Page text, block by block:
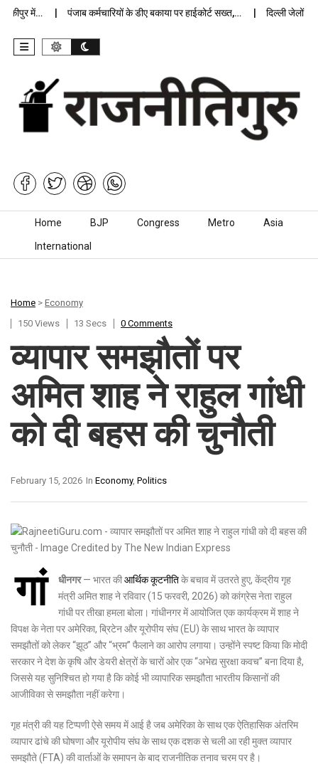
में… पंजाब कर्मचारियों के डीए बकाया पर हाईकोर्ट सख्त,… दिल्ली जेलों में
Skip to content
Home BJP Congress Metro Asia
International
Home > Economy
150 Views
13 Secs 0 Comments
व्यापार समझौतों पर
अमित शाह ने राहुल गांधी
को दी बहस की चुनौती
In Economy, Politics
February 15, 2026
गां धीनगर— भारत कीआर्थिक कूटनीतिके बचाव में उतरते हुए, केंद्रीय गृह
मंत्री अमित शाह ने रविवार (15 फरवरी, 2026) को कांग्रेस नेता राहुल
गांधी पर तीखा हमला बोला। गांधीनगर में आयोजित एक कार्यक्रम में शाह ने
विपक्ष के नेता पर अमेरिका, ब्रिटेन और यूरोपीय संघ (EU) के साथ भारत के व्यापार
समझौतों को लेकर “झूठ” और “भ्रम” फैलाने का आरोप लगाया। उन्होंने स्पष्ट किया कि मोदी
सरकार ने देश के कृषि और डेयरी क्षेत्रों के चारों ओर एक “अभेद्य सुरक्षा कवच” बना दिया है,
जिससे यह सुनिश्चित हो गया है कि कोई भी व्यापारिक समझौता भारतीय किसानों की
आजीविका से समझौता नहीं करेगा।
गृह मंत्री की यह टिप्पणी ऐसे समय में आई है जब अमेरिका के साथ एक ऐतिहासिक अंतरिम
व्यापार ढांचे की घोषणा और यूरोपीय संघ के साथ एक दशक से चली आ रही मुक्त व्यापार
समझौते (FTA) की वार्ताओं के समापन के बाद राजनीतिक तनाव चरम पर है।